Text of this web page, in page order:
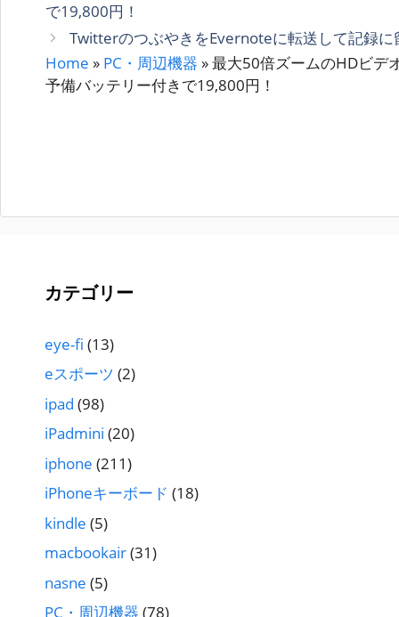
リ
ー
で19,800円！
TwitterのつぶやきをEvernoteに転送して記録に
Home » PC・周辺機器 »最大50倍ズームのHDビデ
予備バッテリー付きで19,800円！
カテゴリー
eye-fi (13)
eスポーツ (2)
ipad (98)
iPadmini (20)
iphone (211)
iPhoneキーボード (18)
kindle (5)
macbookair(31)
nasne (5)
PC・周辺機器 (78)